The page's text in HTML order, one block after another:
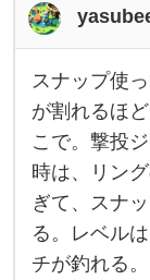
ー
は
ス
ナ
ッ
プ
使
っ
て
ま
す
よ
け
スナップ使
が割れるほ
こで。撃投
時は、リン
ぎて、スナ
る。レベル
チが釣れる